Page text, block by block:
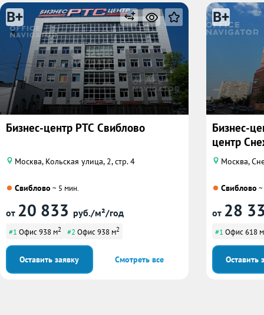
B+
Бизнес-центр РТС Свиблово
Москва, Кольская улица, 2, стр. 4
Свиблово ~ 5 мин.
от 20 833 руб./м²/год
#1 Офис 938 м2 #2 Офис 938 м2
Оставить заявку Смотреть все
B+
Бизнес-
центр
Москва,
Свиблово
от 28
#1 Офис 618 м
Оставить